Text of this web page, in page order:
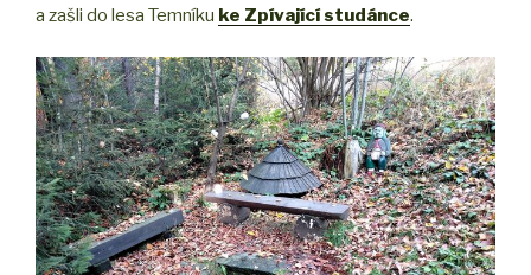
a zašli do lesa Temníku ke Zpívající studánce.